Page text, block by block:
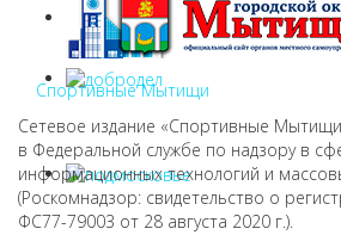
Спортивные Мытищи
Сетевое издание «Спортивные
в Федеральной службе по надзору в
информационных технологий и
(Роскомнадзор: свидетельство о
ФС77-79003 от 28 августа 2020 г.).